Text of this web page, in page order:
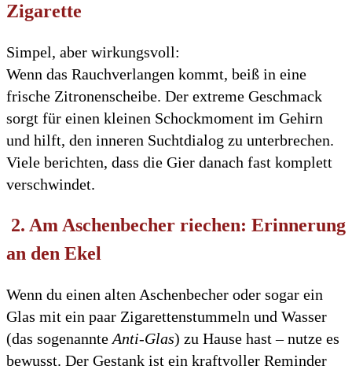
Zigarette
Simpel, aber wirkungsvoll:
Wenn das Rauchverlangen kommt, beiß in eine
frische Zitronenscheibe. Der extreme Geschmack
sorgt für einen kleinen Schockmoment im Gehirn
und hilft, den inneren Suchtdialog zu unterbrechen.
Viele berichten, dass die Gier danach fast komplett
verschwindet.
2. Am Aschenbecher riechen: Erinnerung
an den Ekel
Wenn du einen alten Aschenbecher oder sogar ein
Glas mit ein paar Zigarettenstummeln und Wasser
(das sogenannte Anti-Glas) zu Hause hast – nutze es
bewusst. Der Gestank ist ein kraftvoller Reminder